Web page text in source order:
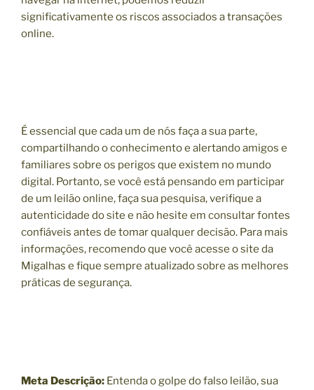
significativamente os riscos associados a transações
online.
É essencial que cada um de nós faça a sua parte,
compartilhando o conhecimento e alertando amigos e
familiares sobre os perigos que existem no mundo
digital. Portanto, se você está pensando em participar
de um leilão online, faça sua pesquisa, verifique a
autenticidade do site e não hesite em consultar fontes
confiáveis antes de tomar qualquer decisão. Para mais
informações, recomendo que você acesse o site da
Migalhas e fique sempre atualizado sobre as melhores
práticas de segurança.
Meta Descrição: Entenda o golpe do falso leilão, sua